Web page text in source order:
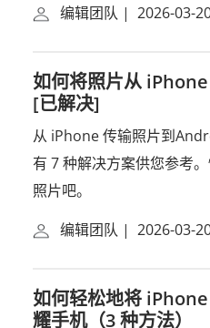
编辑团队 | 2026-03-
如何将照片从
[已解决]
从 iPhone 传输照片到
有 7 种解决方案供您参考
照片吧。
编辑团队 | 2026-03-
如何轻松地将
耀手机（3 种方法）